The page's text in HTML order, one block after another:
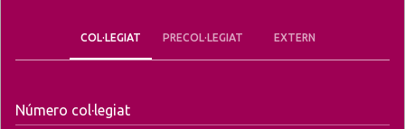
COL·LEGIAT PRECOL·LEGIAT EXTERN
Número col·legiat